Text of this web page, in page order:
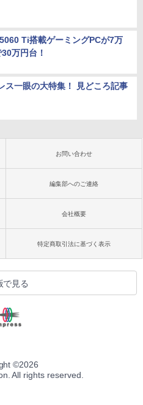
Ti搭載ゲーミングPCが7万
万円台！
ス一眼の大特集！ 見どころ記事
お問い合わせ
編集部へのご連絡
会社概要
特定商取引法に基づく表示
で見る
©2026
All rights reserved.